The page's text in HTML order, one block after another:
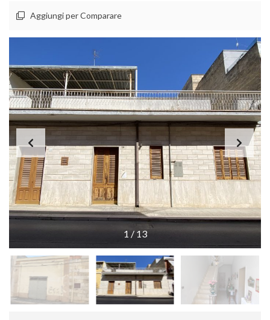
Aggiungi per Comparare
1/13